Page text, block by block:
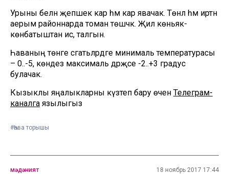
Урыны белән җепшек кар һәм кар явачак. Төнлә һәм иртән
аерым районнарда томан төшәчәк. Җил көньяк-
көнбатыштан исә, талгын.
Һаваның төнге сәгатьләрдәге минималь температурасы
– 0..-5, көндез максималь дәрәҗәсе -2..+3 градус
булачак.
Кызыклы яңалыкларны күзәтеп бару өчен Телеграм-
каналга язылыгыз
#Һава торышы
мәдәният 18 ноябрь 2017 17:44